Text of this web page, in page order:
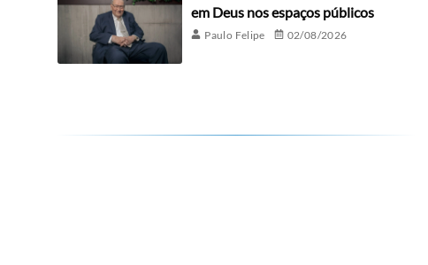
em Deus nos espaços públicos
Paulo Felipe 02/08/2026